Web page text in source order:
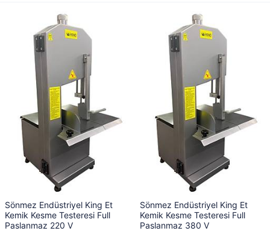
Sönmez Endüstriyel King Et
Kemik Kesme Testeresi Full
Paslanmaz 220 V
Sönmez Endüstriyel King Et
Kemik Kesme Testeresi Full
Paslanmaz 380 V